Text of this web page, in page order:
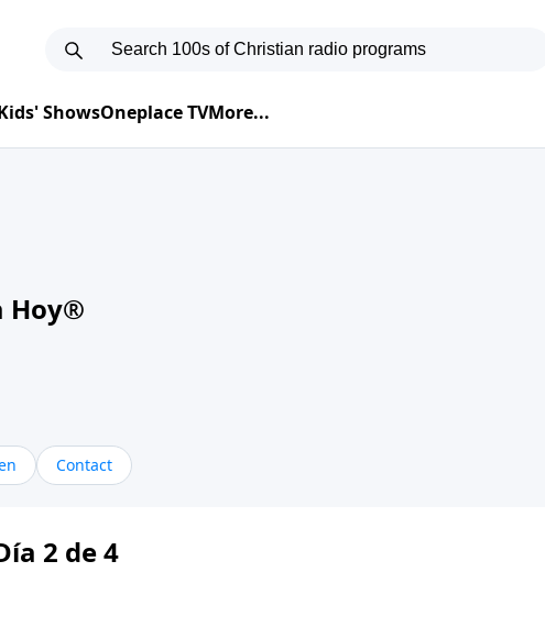
ShowsOneplace TVMore...
Hoy®
Contact
2 de 4